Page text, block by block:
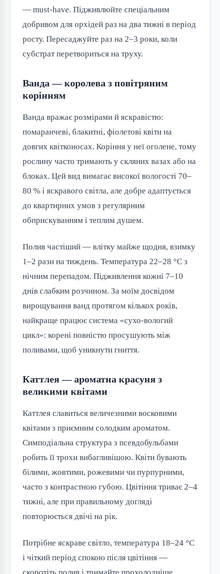
— must-have. Підживлюйте спеціальним
добривом для орхідей раз на два тижні в період
росту. Пересаджуйте раз на 2–3 роки, коли
субстрат перетвориться на труху.
Ванда — королева з повітряним
корінням
Ванда вражає розмірами й яскравістю:
помаранчеві, блакитні, фіолетові квіти на
довгих квітконосах. Коріння у неї оголене, тому
рослину часто тримають у скляних вазах або на
блоках. Цей вид вимагає високої вологості 70–
80 % і яскравого світла, але добре адаптується
до квартирних умов з регулярним
обприскуванням і теплим душем.
Полив частіший — влітку майже щодня, взимку
1–2 рази на тиждень. Температура 22–28 °C з
нічним перепадом. Підживлення кожні 7–10
днів слабким розчином. За моїм досвідом
вирощування ванд протягом кількох років,
найкраще працює система «сухо-вологий
цикл»: корені повністю просушують між
поливами, щоб уникнути гниття.
Каттлея — ароматна красуня з
великими квітами
Каттлея славиться величезними восковими
квітами з приємним солодким ароматом.
Симподіальна структура з псевдобульбами
робить її трохи вибагливішою. Квіти бувають
білими, жовтими, рожевими чи пурпурними,
часто з контрастною губою. Цвітіння триває 2–4
тижні, але при правильному догляді
повторюється двічі на рік.
Потрібне яскраве світло, температура 18–24 °C
і чіткий період спокою після цвітіння —